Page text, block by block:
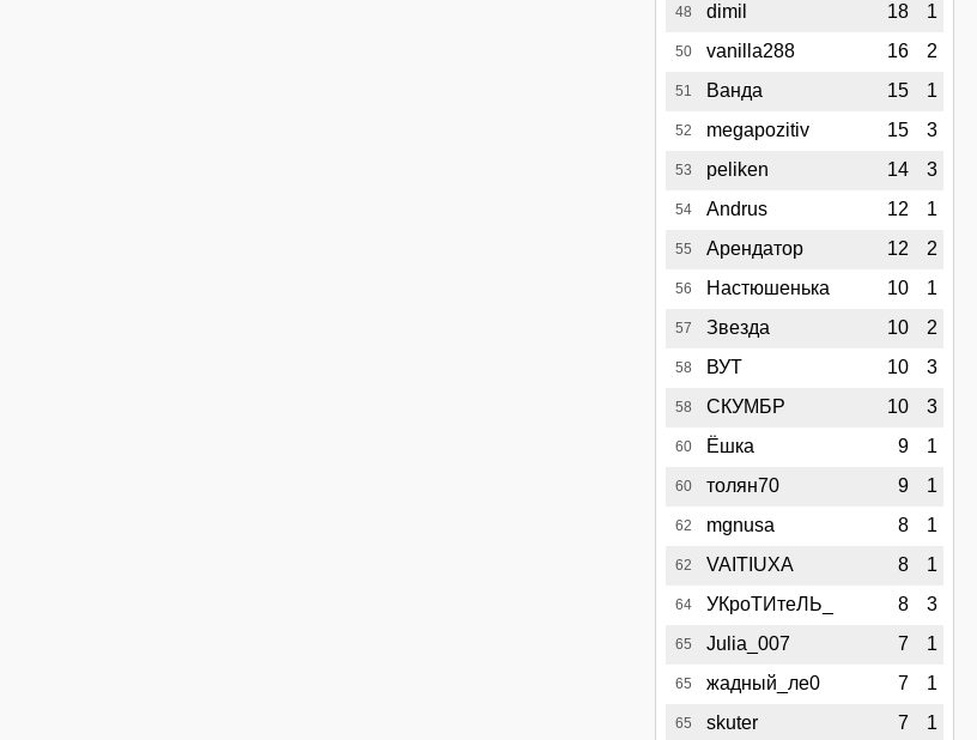
48 dimil 18 1
50 vanilla288 16 2
51 Ванда 15 1
52 megapozitiv 15 3
53 peliken 14 3
54 Andrus 12 1
55 Арендатор 12 2
56 Настюшенька 10 1
57 Звезда 10 2
58 ВУТ 10 3
58 СКУМБР 10 3
60 Ёшка 9 1
60 толян70 9 1
62 mgnusa 8 1
62 VAITIUXA 8 1
64 УКроТИтеЛЬ_ 8 3
65 Julia_007 7 1
65 жадный_ле0 7 1
65 skuter 7 1